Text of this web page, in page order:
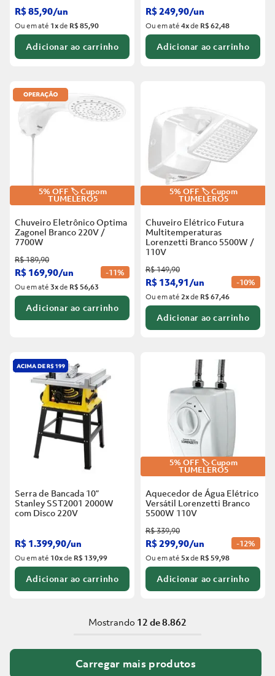
R$85,90/un
Ou em até 1xde R$ 85,90
Adicionar ao carrinho
R$249,90/un
Ou em até4xde R$ 62,48
Adicionar ao carrinho
5% OFF 🏷️ Cupom
TUMELERO5
Chuveiro Eletrônico Optima
Zagonel Branco 220V /
7700W
R$189,90
R$ 169,90/un -11%
Ou em até3xde R$ 56,63
Adicionar ao carrinho
5% OFF 🏷️ Cupom
TUMELERO5
Chuveiro Elétrico Futura
Multitemperaturas
Lorenzetti Branco 5500W /
110V
R$149,90
R$ 134,91/un -10%
Ou em até2xde R$ 67,46
Adicionar ao carrinho
Serra de Bancada 10”
Stanley SST2001 2000W
com Disco 220V
R$ 1.399,90/un
Ou em até 10xde R$ 139,99
Adicionar ao carrinho
5% OFF 🏷️ Cupom
TUMELERO5
Aquecedor de Água Elétrico
Versátil Lorenzetti Branco
5500W 110V
R$339,90
R$299,90/un -12%
Ou em até5xde R$ 59,98
Adicionar ao carrinho
Mostrando 12 de 8.862